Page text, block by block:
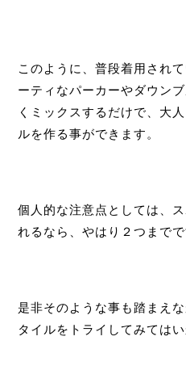
このように、普段着用され
ーティなパーカーやダウン
くミックスするだけで、大
ルを作る事ができます。
個人的な注意点としては、
れるなら、やはり２つまでで
是非そのような事も踏まえ
タイルをトライしてみては